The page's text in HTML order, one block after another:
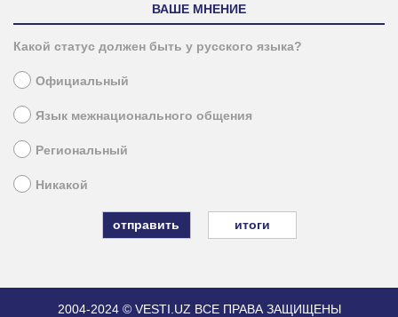
ВАШЕ МНЕНИЕ
Какой статус должен быть у русского языка?
Официальный
Язык межнационального общения
Региональный
Никакой
итоги
2004-2024 © VESTI.UZ ВСЕ ПРАВА ЗАЩИЩЕНЫ